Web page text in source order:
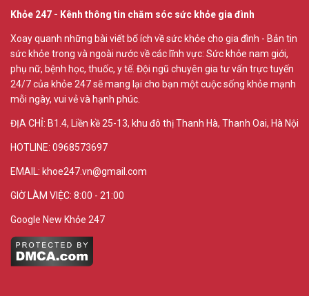
Khỏe 247 - Kênh thông tin chăm sóc sức khỏe gia đình
Xoay quanh những bài viết bổ ích về sức khỏe cho gia đình - Bản tin
sức khỏe trong và ngoài nước về các lĩnh vực: Sức khỏe nam giới,
phụ nữ, bệnh học, thuốc, y tế. Đội ngũ chuyên gia tư vấn trực tuyến
24/7 của khỏe 247 sẽ mang lại cho bạn một cuộc sống khỏe mạnh
mỗi ngày, vui vẻ và hạnh phúc.
ĐỊA CHỈ: B1.4, Liền kề 25-13, khu đô thị Thanh Hà, Thanh Oai, Hà Nội
HOTLINE: 0968573697
EMAIL: khoe247.vn@gmail.com
GIỜ LÀM VIỆC: 8:00 - 21:00
Google New Khỏe 247